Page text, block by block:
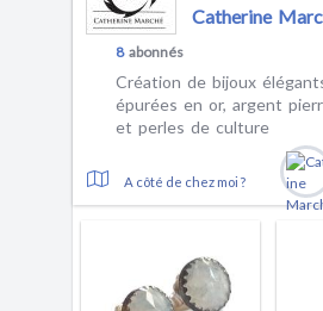
8abonnés
Création de bijoux
épurées en or, argent
et perles de culture
A côté de chez moi ?